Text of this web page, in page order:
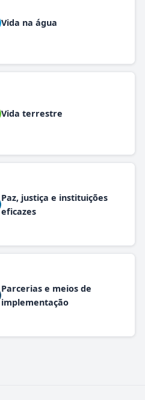
Vida na água
Vida terrestre
Paz, justiça e instituições
eficazes
Parcerias e meios de
implementação